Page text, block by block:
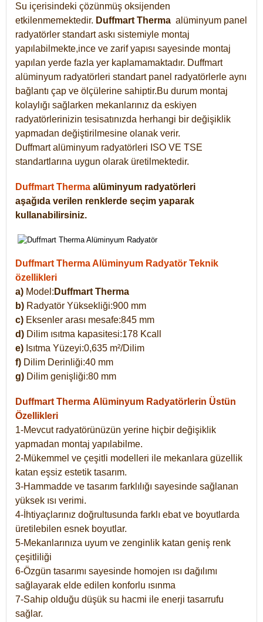
Su içerisindeki çözünmüş oksijenden
etkilenmemektedir. Duffmart Therma alüminyum panel
radyatörler standart askı sistemiyle montaj
yapılabilmekte,ince ve zarif yapısı sayesinde montaj
yapılan yerde fazla yer kaplamamaktadır. Duffmart
alüminyum radyatörleri standart panel radyatörlerle aynı
bağlantı çap ve ölçülerine sahiptir.Bu durum montaj
kolaylığı sağlarken mekanlarınız da eskiyen
radyatörlerinizin tesisatınızda herhangi bir değişiklik
yapmadan değiştirilmesine olanak verir.
Duffmart alüminyum radyatörleri ISO VE TSE
standartlarına uygun olarak üretilmektedir.
Duffmart Therma alüminyum radyatörleri
aşağıda verilen renklerde seçim yaparak
kullanabilirsiniz.
Duffmart Therma Alüminyum Radyatör Teknik
özellikleri
a) Model: Duffmart Therma
b) Radyatör Yüksekliği:900 mm
c) Eksenler arası mesafe:845 mm
d) Dilim ısıtma kapasitesi:178 Kcall
e) Isıtma Yüzeyi:0,635 m²/Dilim
f) Dilim Derinliği:40 mm
g) Dilim genişliği:80 mm
Duffmart Therma Alüminyum Radyatörlerin Üstün
Özellikleri
1-Mevcut radyatörünüzün yerine hiçbir değişiklik
yapmadan montaj yapılabilme.
2-Mükemmel ve çeşitli modelleri ile mekanlara güzellik
katan eşsiz estetik tasarım.
3-Hammadde ve tasarım farklılığı sayesinde sağlanan
yüksek ısı verimi.
4-İhtiyaçlarınız doğrultusunda farklı ebat ve boyutlarda
üretilebilen esnek boyutlar.
5-Mekanlarınıza uyum ve zenginlik katan geniş renk
çeşitliliği
6-Özgün tasarımı sayesinde homojen ısı dağılımı
sağlayarak elde edilen konforlu ısınma
7-Sahip olduğu düşük su hacmi ile enerji tasarrufu
sağlar.